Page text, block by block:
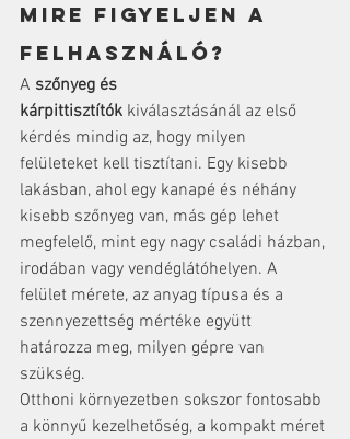
mire figyeljen a
felhasználó?
A szőnyeg és
kárpittisztítók kiválasztásánál az első
kérdés mindig az, hogy milyen
felületeket kell tisztítani. Egy kisebb
lakásban, ahol egy kanapé és néhány
kisebb szőnyeg van, más gép lehet
megfelelő, mint egy nagy családi házban,
irodában vagy vendéglátóhelyen. A
felület mérete, az anyag típusa és a
szennyezettség mértéke együtt
határozza meg, milyen gépre van
szükség.
Otthoni környezetben sokszor fontosabb
a könnyű kezelhetőség, a kompakt méret